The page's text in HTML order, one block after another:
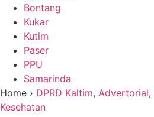
Bontang
Kukar
Kutim
Paser
PPU
Samarinda
Home › DPRD Kaltim, Advertorial,
Kesehatan